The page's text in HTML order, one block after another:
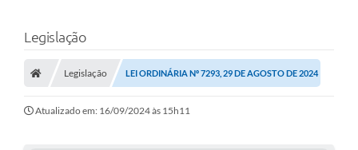
Legislação
Legislação LEI ORDINÁRIA Nº 7293, 29 DE AGOSTO DE 2024
Atualizado em: 16/09/2024 às 15h11